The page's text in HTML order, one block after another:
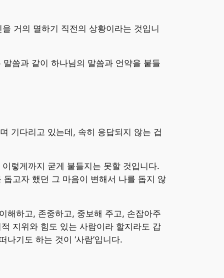
거의 멸하기 직전의 상황이라는 것입니
씀과 같이 하나님의 말씀과 언약을 붙들
기다리고 있는데, 속히 응답되지 않는 겁
렇게까지 굳게 붙들지는 못할 것입니다.
고자 했던 그 마음이 변해서 나를 돕지 않
해하고, 존중하고, 중보해 주고, 손잡아주
지위와 힘도 있는 사람이라 할지라도 갑
기도 하는 것이 ‘사람’입니다.